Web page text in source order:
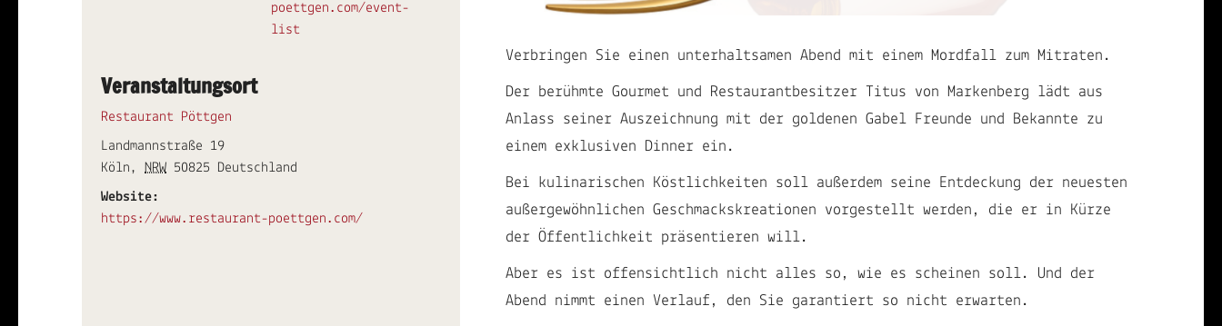
Verbringen Sie einen unterhaltsamen Abend mit einem Mordfall zum Mitraten.
Der berühmte Gourmet und Restaurantbesitzer Titus von Markenberg lädt aus
Anlass seiner Auszeichnung mit der goldenen Gabel Freunde und Bekannte zu
einem exklusiven Dinner ein.
Bei kulinarischen Köstlichkeiten soll außerdem seine Entdeckung der neuesten
außergewöhnlichen Geschmackskreationen vorgestellt werden, die er in Kürze
der Öffentlichkeit präsentieren will.
Aber es ist offensichtlich nicht alles so, wie es scheinen soll. Und der
Abend nimmt einen Verlauf, den Sie garantiert so nicht erwarten.
poettgen.com/event-
list
Veranstaltungsort
Restaurant Pöttgen
Landmannstraße 19
Köln, NRW 50825
Deutschland
Website:
https://www.restaurant-poettgen.com/